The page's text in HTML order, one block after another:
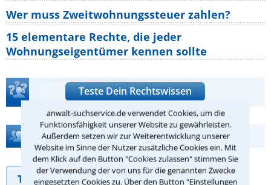
anwalt-suchservice.de verwendet Cookies, um die
Funktionsfähigkeit unserer Website zu gewährleisten.
Außerdem setzen wir zur Weiterentwicklung unserer
Website im Sinne der Nutzer zusätzliche Cookies ein. Mit
dem Klick auf den Button "Cookies zulassen" stimmen Sie
der Verwendung der von uns für die genannten Zwecke
eingesetzten Cookies zu. Über den Button "Einstellungen
Wer muss Zweitwohnungssteuer zahlen?
15 elementare Rechte, die jeder
Wohnungseigentümer kennen sollte
Teste Dein Rechtswissen
Hilfe bei Ihrer Anwaltsuche?
Telefonhilfe Beratungsanfrage